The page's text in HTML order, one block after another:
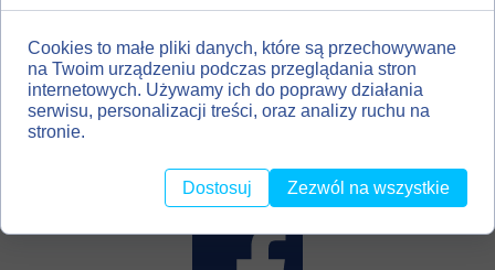
scrapbooking`u, utworzyliśmy drugi kanał dystrybucji
sklepu z materiałami introligatorskimi
BOOKBINDINGMATERIALS.EU
Cookies to małe pliki danych, które są przechowywane
na Twoim urządzeniu podczas przeglądania stron
internetowych. Używamy ich do poprawy działania
serwisu, personalizacji treści, oraz analizy ruchu na
stronie.
Dostosuj Zezwól na wszystkie